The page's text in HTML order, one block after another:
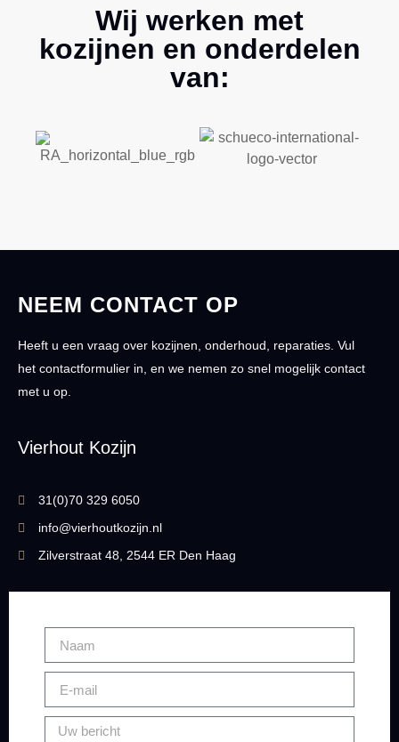
Wij werken met
kozijnen en onderdelen
van:
NEEM CONTACT OP
Heeft u een vraag over kozijnen, onderhoud, reparaties. Vul
het contactformulier in, en we nemen zo snel mogelijk contact
met u op.
Vierhout Kozijn
31(0)70 329 6050
info@vierhoutkozijn.nl
Zilverstraat 48, 2544 ER Den Haag